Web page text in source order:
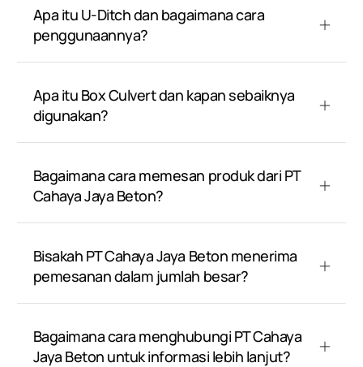
Apa itu U-Ditch dan bagaimana cara
penggunaannya?
Apa itu Box Culvert dan kapan sebaiknya
digunakan?
Bagaimana cara memesan produk dari PT
Cahaya Jaya Beton?
Bisakah PT Cahaya Jaya Beton menerima
pemesanan dalam jumlah besar?
Bagaimana cara menghubungi PT Cahaya
Jaya Beton untuk informasi lebih lanjut?